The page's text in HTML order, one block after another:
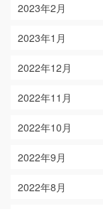
2023年2月
2023年1月
2022年12月
2022年11月
2022年10月
2022年9月
2022年8月